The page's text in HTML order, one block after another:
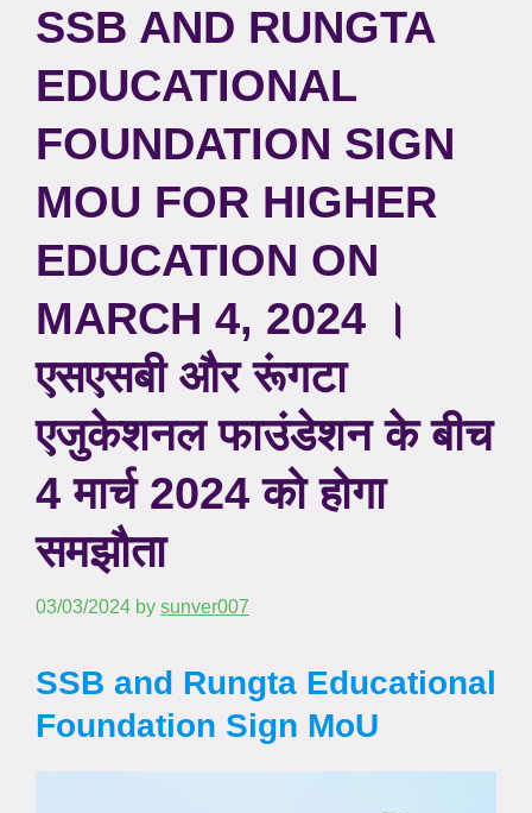
SSB AND RUNGTA
EDUCATIONAL
FOUNDATION SIGN
MOU FOR HIGHER
EDUCATION ON
MARCH 4, 2024 ।
एसएसबी और रूंगटा
एजुकेशनल फाउंडेशन के बीच
4 मार्च 2024 को होगा
समझौता
03/03/2024 by sunver007
SSB and Rungta Educational
Foundation Sign MoU